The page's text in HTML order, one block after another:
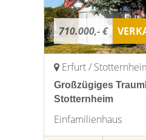
710.000,- €
Erfurt /
Großzügiges
Stotternheim
Einfamilienhaus